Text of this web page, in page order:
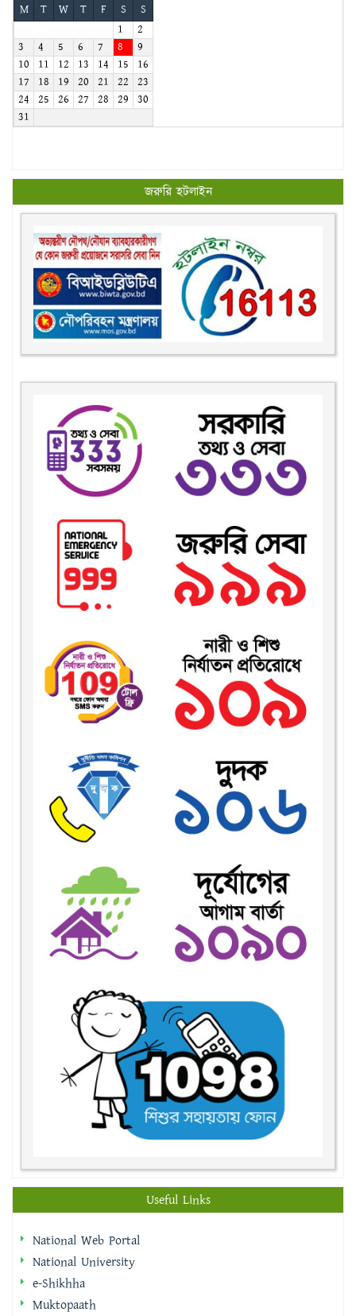
M T W T F S
S
1
2
3
4 5 6 7 8
9
10
11 12 13 14 15
16
17
18 19 20 21 22 23
24 25 26 27 28 29 30
31
জরুরি হটলাইন
Useful Links
National Web Portal
National University
e-Shikhha
Muktopaath